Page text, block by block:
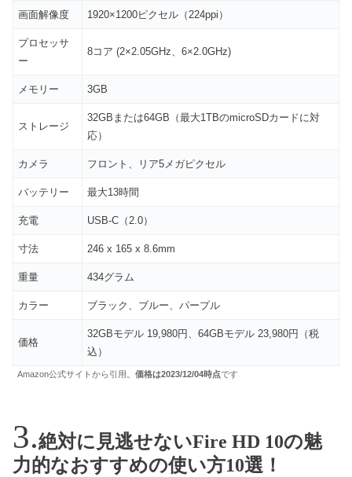
画面解像度 1920×1200ピクセル（224ppi）
プロセッサ
ー
8コア (2×2.05GHz、6×2.0GHz)
メモリー 3GB
ストレージ
32GBまたは64GB（最大1TBのmicroSDカードに対
応）
カメラ フロント、リア5メガピクセル
バッテリー 最大13時間
充電 USB-C（2.0）
寸法 246 x 165 x 8.6mm
重量 434グラム
カラー ブラック、ブルー、パープル
価格
32GBモデル 19,980円、64GBモデル 23,980円（税
込）
Amazon公式サイトから引用。 価格は2023/12/04時点です
絶対に見逃せないFire HD 10の魅
力的なおすすめの使い方10選！